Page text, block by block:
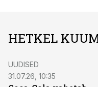
HETKEL
UUDISED
31.07.26, 10:35